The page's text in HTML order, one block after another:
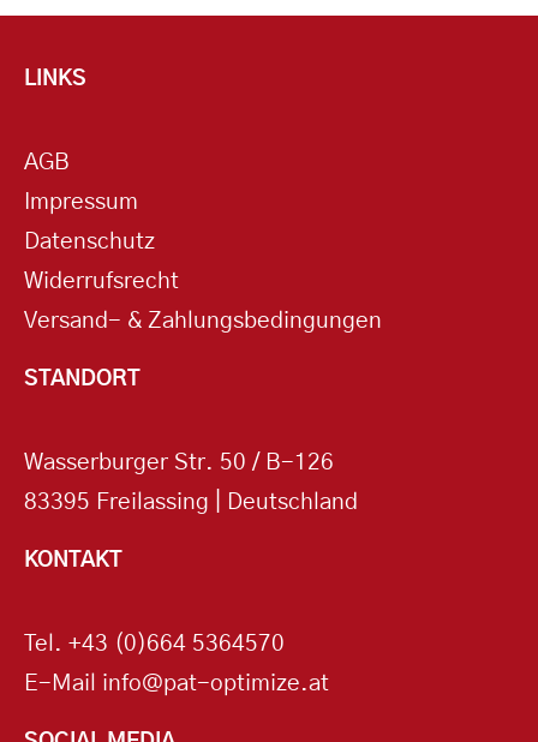
LINKS
AGB
Impressum
Datenschutz
Widerrufsrecht
Versand- & Zahlungsbedingungen
STANDORT
Wasserburger Str. 50 / B-126
83395 Freilassing | Deutschland
KONTAKT
Tel. +43 (0)664 5364570
E-Mail info@pat-optimize.at